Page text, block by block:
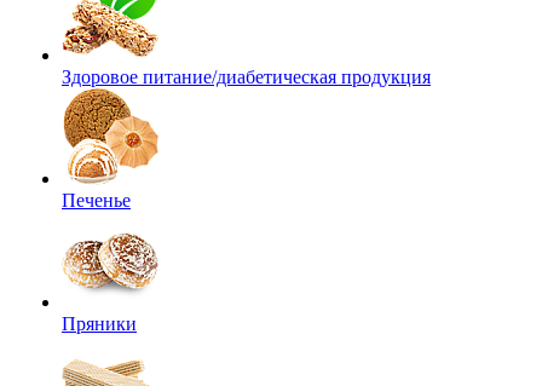
Здоровое питание/диабетическая продукция
Печенье
Пряники